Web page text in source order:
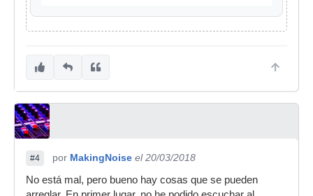
#4 por MakingNoise el 20/03/2018
No está mal, pero bueno hay cosas que se pueden